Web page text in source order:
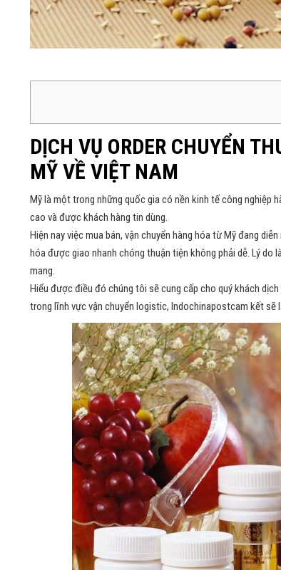
DỊCH VỤ ORDER CHUYỂN
MỸ VỀ VIỆT NAM
Mỹ là một trong những quốc gia có nền kinh tế công nghiệp
cao và được khách hàng tin dùng.
Hiện nay việc mua bán, vận chuyển hàng hóa từ Mỹ đang
hóa được giao nhanh chóng thuận tiện không phải dễ. Lý do
mang.
Hiểu được điều đó chúng tôi sẽ cung cấp cho quý khách
trong lĩnh vực vận chuyển logistic, Indochinapostcam kết sẽ